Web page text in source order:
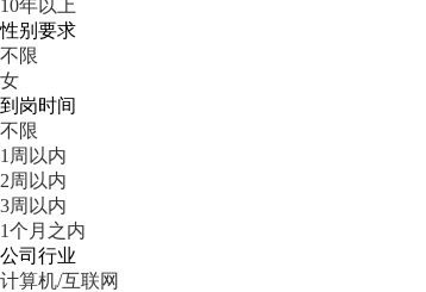
10年以上
性别要求
不限
女
到岗时间
不限
1周以内
2周以内
3周以内
1个月之内
公司行业
计算机/互联网